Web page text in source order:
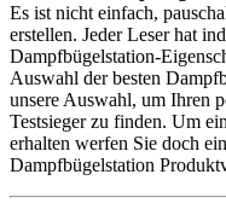
Es ist nicht einfach,
erstellen. Jeder Leser hat
Dampfbügelstation-
Auswahl der besten
unsere Auswahl, um Ihren
Testsieger zu finden. Um
erhalten werfen Sie doch
Dampfbügelstation